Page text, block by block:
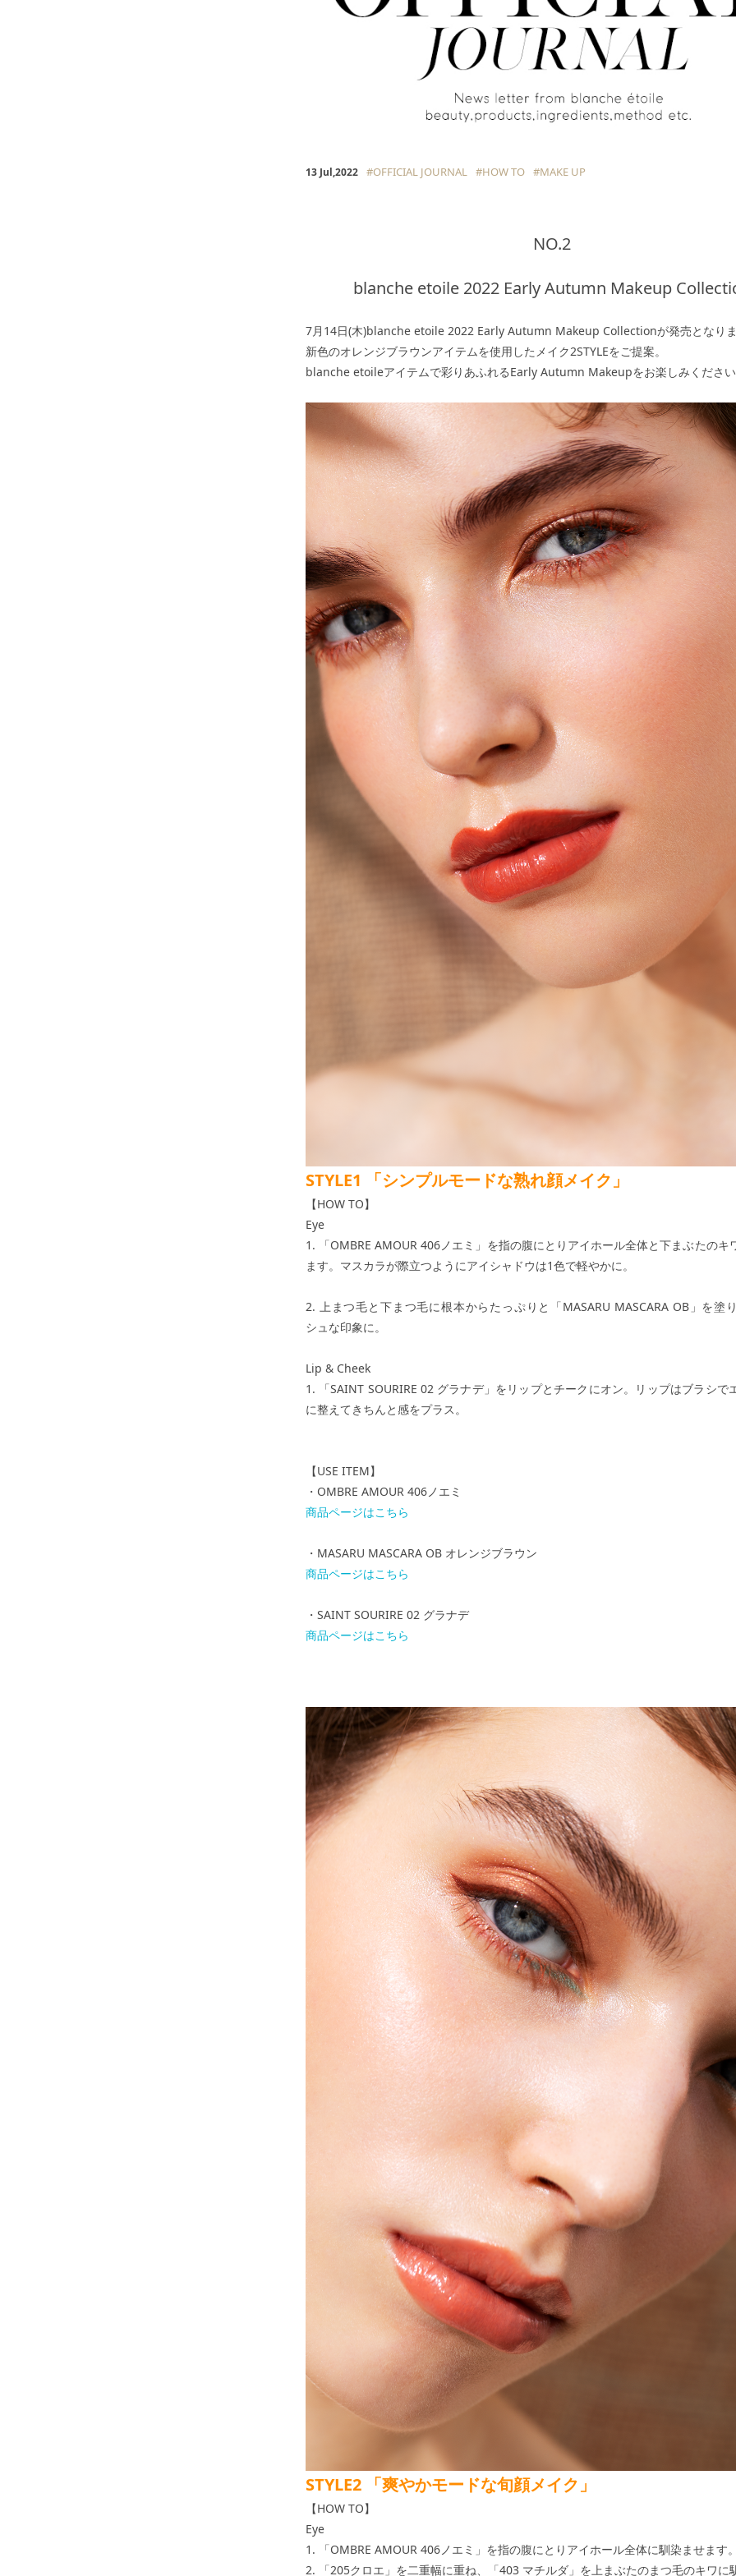
13 Jul,2022 #OFFICIAL JOURNAL #HOW TO #MAKE UP
NO.2
blanche etoile 2022 Early Autumn Makeup
7月14日(木)blanche etoile 2022 Early Autumn Makeup Collectionが発売となり
新色のオレンジブラウンアイテムを使用したメイク2STYLEをご提案。
blanche etoileアイテムで彩りあふれるEarly Autumn Makeupをお楽しみくださ
STYLE1 「シンプルモードな熟れ顔メイク」
【HOW TO】
Eye
1. 「OMBRE AMOUR 406ノエミ」を指の腹にとりアイホール全体と下まぶたのキ
ます。マスカラが際立つようにアイシャドウは1色で軽やかに。
2. 上まつ毛と下まつ毛に根本からたっぷりと「MASARU MASCARA OB」を塗
シュな印象に。
Lip & Cheek
1. 「SAINT SOURIRE 02 グラナデ」をリップとチークにオン。リップはブラシで
に整えてきちんと感をプラス。
【USE ITEM】
・OMBRE AMOUR 406ノエミ
商品ページはこちら
・MASARU MASCARA OB オレンジブラウン
商品ページはこちら
・SAINT SOURIRE 02 グラナデ
商品ページはこちら
STYLE2 「爽やかモードな旬顔メイク」
【HOW TO】
Eye
1. 「OMBRE AMOUR 406ノエミ」を指の腹にとりアイホール全体に馴染ませます
2. 「205クロエ」を二重幅に重ね、「403 マチルダ」を上まぶたのまつ毛のキワに